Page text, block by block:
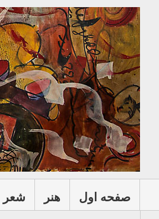
شعر هنر صفحه اول